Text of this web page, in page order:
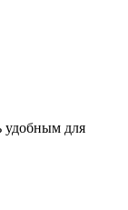
удобным для